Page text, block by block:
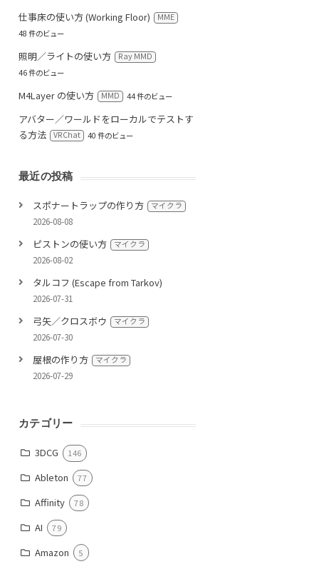
仕事床の使い方 (Working Floor)
MME
48 件のビュー
照明／ライトの使い方
Ray MMD
46 件のビュー
M4Layer の使い方 MMD 44 件のビュー
アバター／ワールドをローカルでテストす
る方法
VRChat 40 件のビュー
最近の投稿
スポナートラップの作り方 マイクラ
2026-08-08
ピストンの使い方 マイクラ
2026-08-02
タルコフ (Escape from Tarkov)
2026-07-31
弓矢／クロスボウ マイクラ
2026-07-30
屋根の作り方 マイクラ
2026-07-29
カテゴリー
3DCG 146
Ableton 77
Affinity 78
AI 79
Amazon 5